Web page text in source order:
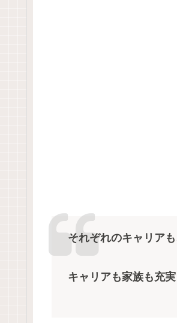
それぞれのキャリア
キャリアも家族も充